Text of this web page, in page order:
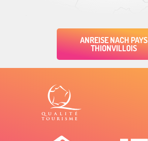
ANREISE NACH PAYS
THIONVILLOIS